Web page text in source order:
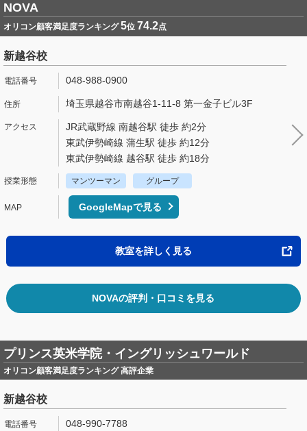
NOVA
オリコン顧客満足度ランキング5位 74.2点
新越谷校
048-988-0900
埼玉県越谷市南越谷1-11-8 第一金子ビル3F
JR武蔵野線 南越谷駅 徒歩 約2分
東武伊勢崎線 蒲生駅 徒歩 約12分
東武伊勢崎線 越谷駅 徒歩 約18分
マンツーマン グループ
GoogleMapで見る
教室を詳しく見る
NOVAの評判・口コミを見る
プリンス英米学院・イングリッシュワールド
オリコン顧客満足度ランキング 高評企業
新越谷校
048-990-7788